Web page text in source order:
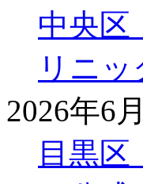
中央
リニ
2026年6
目黒